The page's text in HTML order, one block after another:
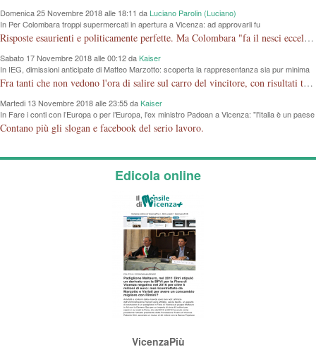
Domenica 25 Novembre 2018 alle 18:11 daLuciano Parolin (Luciano)
In Per Colombara troppi supermercati in apertura a Vicenza: ad approvarli fu
l'amministrazione di cui faceva parte
Risposte esaurienti e politicamente perfette. Ma Colombara "fa il nesci eccellenza o non ha capito?". Le elezioni le ha perse, ed è rimasto SOLO, con un regolamento comunale che LE permette di fare GRUPPO con una sola Persona. Cosa ci sta a fare lì, entri nel PD così fa "gruppo"....Amen.
Sabato 17 Novembre 2018 alle 00:12 daKaiser
In IEG, dimissioni anticipate di Matteo Marzotto: scoperta la rappresentanza sia pur minima
di Vicenza a Rimini a poco da sbarco in Borsa
Fra tanti che non vedono l'ora di salire sul carro del vincitore, con risultati tragicomici, almeno due che coerenti con se stessi scendono dalla giostra.
Martedi 13 Novembre 2018 alle 23:55 daKaiser
In Fare i conti con l’Europa o per l’Europa, l'ex ministro Padoan a Vicenza: "l'Italia è un paese
bancocentrico e ha un problema di credibilità"
Contano più gli slogan e facebook del serio lavoro.
Edicola online
VicenzaPiù